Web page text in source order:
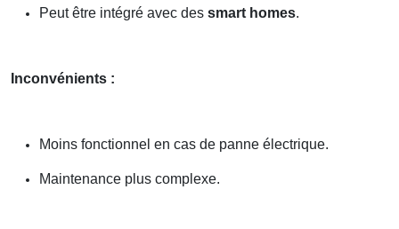
Peut être intégré avec des smart homes.
Inconvénients :
Moins fonctionnel en cas de panne électrique.
Maintenance plus complexe.